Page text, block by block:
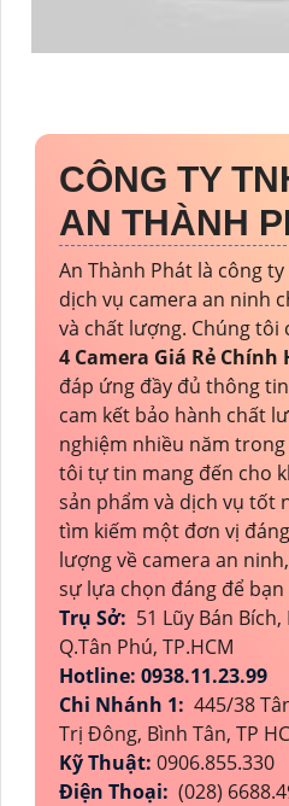
CÔNG TY
AN THÀNH
An Thành Phát là công
dịch vụ camera an ninh
và chất lượng. Chúng tôi
4 Camera Giá Rẻ
đáp ứng đầy đủ thông
cam kết bảo hành chất
nghiệm nhiều năm
tôi tự tin mang đến cho
sản phẩm và dịch vụ tốt
tìm kiếm một đơn vị
lượng về camera an
sự lựa chọn đáng để
Trụ Sở: 51 Lũy Bán
Q.Tân Phú, TP.HCM
Hotline: 0938.11.23.99
Chi Nhánh 1: 445/38
Trị Đông, Bình Tân, TP
Kỹ Thuật: 0906.855.330
Điện Thoại: (028)